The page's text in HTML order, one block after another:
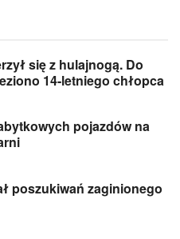
się z hulajnogą. Do
14-letniego chłopca
pojazdów na
poszukiwań zaginionego